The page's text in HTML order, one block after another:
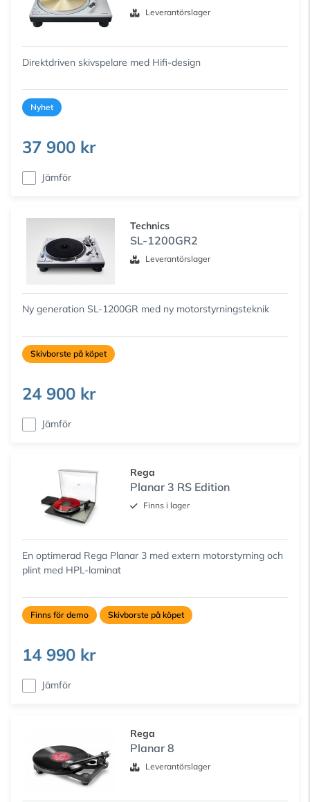
Leverantörslager
Direktdriven skivspelare med Hifi-design
Nyhet
37 900 kr
Jämför
Technics
SL-1200GR2
Leverantörslager
Ny generation SL-1200GR med ny motorstyrningsteknik
Skivborste på köpet
24 900 kr
Jämför
Rega
Planar 3 RS Edition
Finns i lager
En optimerad Rega Planar 3 med extern motorstyrning och
plint med HPL-laminat
Finns för demo Skivborste på köpet
14 990 kr
Jämför
Rega
Planar 8
Leverantörslager